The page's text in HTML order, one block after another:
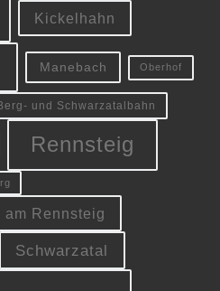
Kickelhahn
Manebach Oberhof
und Schwarzatalbahn
Rennsteig
Rennsteig
Schwarzatal